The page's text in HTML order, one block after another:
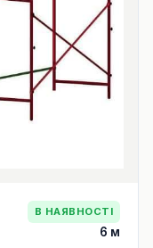
В НАЯВНОСТІ
6 м